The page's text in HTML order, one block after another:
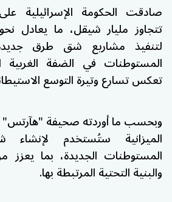
صادقت الحكومة الإسرائيلية
لتنفيذ مشاريع شق طرق
المستوطنات في الضفة
تعكس تسارع وتيرة التوسع
وبحسب ما أوردته صحيفة "هآرتس"
الميزانية ستُستخدم
المستوطنات الجديدة، بما يعزز
والبنية التحتية المرتبطة بها.